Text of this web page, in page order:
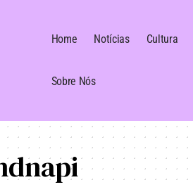
Home Notícias Cultura
Sobre Nós